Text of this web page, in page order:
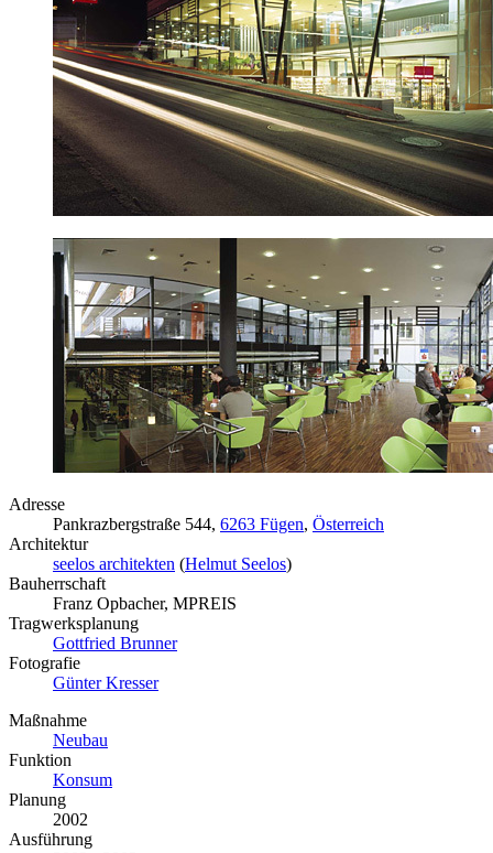
Adresse
Pankrazbergstraße 544, 6263 Fügen, Österreich
Architektur
seelos architekten (Helmut Seelos)
Bauherrschaft
Franz Opbacher, MPREIS
Tragwerksplanung
Gottfried Brunner
Fotografie
Günter Kresser
Maßnahme
Neubau
Funktion
Konsum
Planung
2002
Ausführung